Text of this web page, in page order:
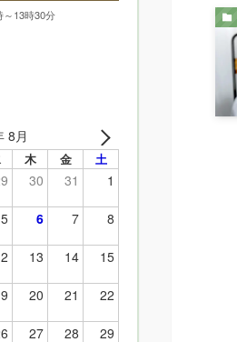
13時30分
8月
木 金 土
30 31 1
5 6 7 8
13 14 15
20 21 22
27 28 29